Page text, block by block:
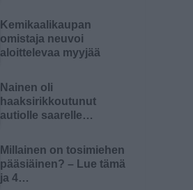
Kemikaalikaupan
omistaja neuvoi
aloittelevaa myyjää
Nainen oli
haaksirikkoutunut
autiolle saarelle…
Millainen on tosimiehen
pääsiäinen? – Lue tämä
ja 4…